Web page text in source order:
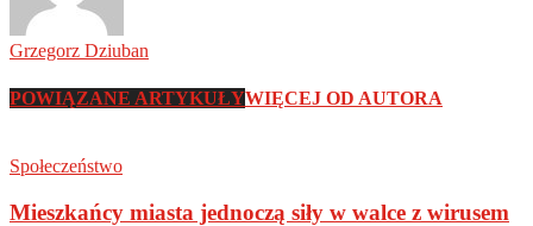
Grzegorz Dziuban
POWIĄZANE ARTYKUŁYWIĘCEJ OD AUTORA
Społeczeństwo
Mieszkańcy miasta jednoczą siły w walce z wirusem